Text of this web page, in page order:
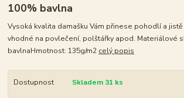
100% bavlna
Vysoká kvalita damašku Vám přinese pohodlí a
vhodné na povlečení, polštářky apod. Materiálové
bavlnaHmotnost: 135g/m2 celý popis
Dostupnost Skladem 31 ks